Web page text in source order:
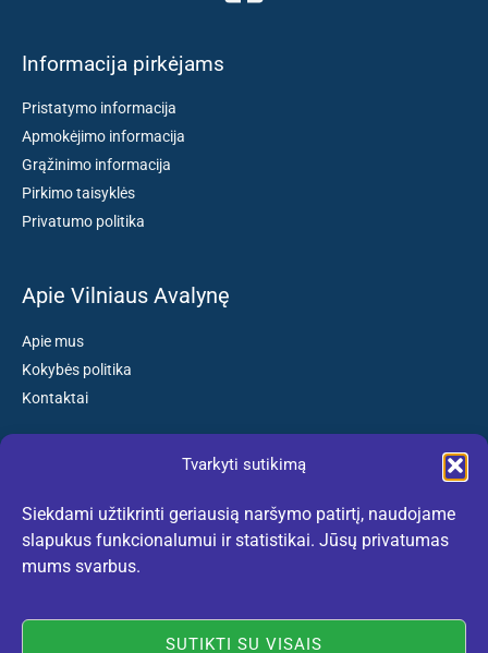
Tvarkyti sutikimą
Siekdami užtikrinti geriausią naršymo patirtį, naudojame
slapukus funkcionalumui ir statistikai. Jūsų privatumas
mums svarbus.
SUTIKTI SU VISAIS
Informacija pirkėjams
Pristatymo informacija
Apmokėjimo informacija
Grąžinimo informacija
Pirkimo taisyklės
Privatumo politika
Apie Vilniaus Avalynę
Apie mus
Kokybės politika
Kontaktai
El. paštas: kokybiskibatai@gmail.com
Tel. +370 659 77132